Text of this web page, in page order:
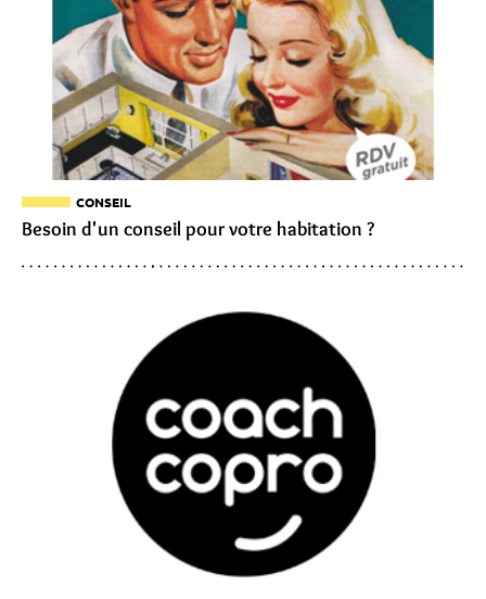
CONSEIL
Besoin d'un conseil pour votre habitation ?